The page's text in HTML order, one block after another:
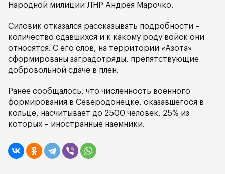
Народной милиции ЛНР Андрея Марочко.
Силовик отказался рассказывать подробности –
количество сдавшихся и к какому роду войск они
относятся. С его слов, на территории «Азота»
сформированы заградотряды, препятствующие
добровольной сдаче в плен.
Ранее сообщалось, что численность военного
формирования в Северодонецке, оказавшегося в
кольце, насчитывает до 2500 человек, 25% из
которых – иностранные наемники.